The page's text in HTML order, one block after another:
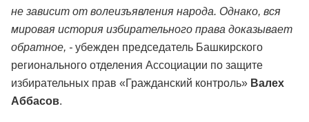
не зависит от волеизъявления народа. Однако, вся
мировая история избирательного права доказывает
обратное, - убежден председатель Башкирского
регионального отделения Ассоциации по защите
избирательных прав «Гражданский контроль» Валех
Аббасов.